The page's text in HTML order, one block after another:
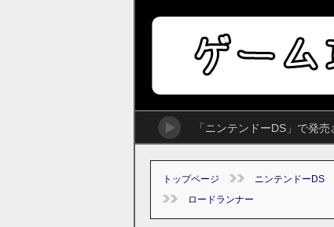
「ニンテンドーDS」で発
トップページ ニンテンドーDS
ロードランナー